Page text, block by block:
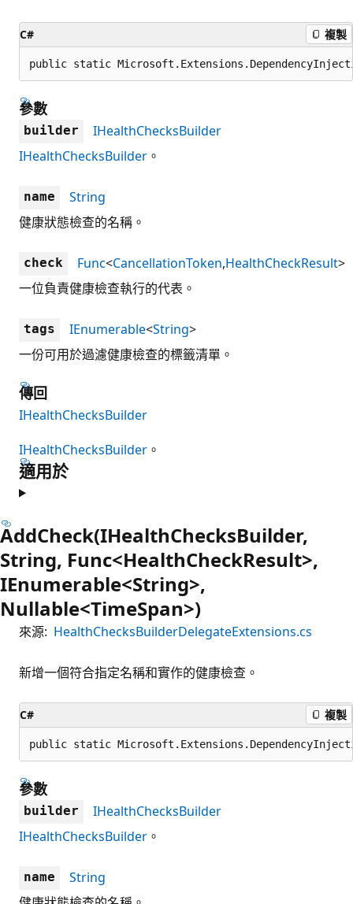
C# 複製
public static
參數
builder
IHealthChecksBuilder
IHealthChecksBuilder 。
name
String
健康狀態檢查的名稱。
check Func<CancellationToken,HealthCheckResult>
一位負責健康檢查執行的代表。
tags IEnumerable<String>
一份可用於過濾健康檢查的標籤清單。
傳回
IHealthChecksBuilder
IHealthChecksBuilder 。
適用於
AddCheck(IHealthChecksBuilder,
String, Func<HealthCheckResult>,
IEnumerable<String>,
Nullable<TimeSpan>)
來源: HealthChecksBuilderDelegateExtensions.cs
新增一個符合指定名稱和實作的健康檢查。
C# 複製
public static
參數
builder
IHealthChecksBuilder
IHealthChecksBuilder 。
name
String